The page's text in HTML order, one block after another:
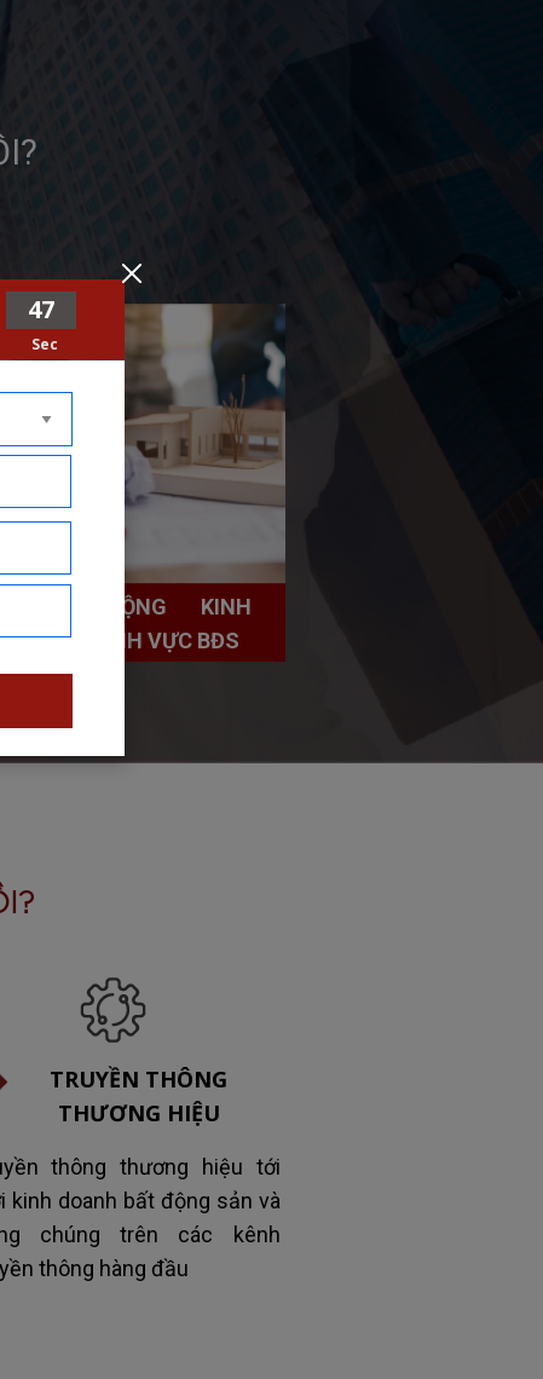
HOẠT ĐỘNG KINH
DOANH LĨNH VỰC BĐS
thông thương hiệu tới
kinh doanh bất động sản và
chúng trên các kênh
thông hàng đầu​
TRUYỀN THÔNG
THƯƠNG HIỆU
45
Sec